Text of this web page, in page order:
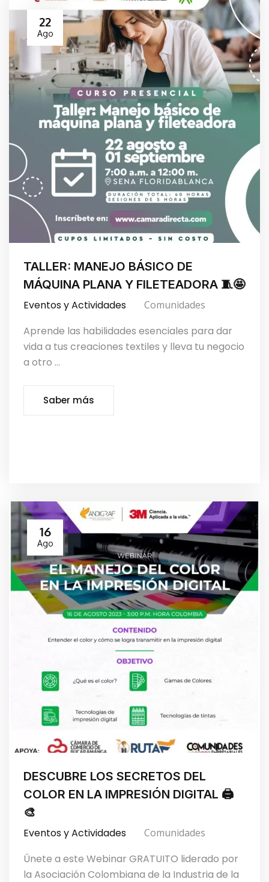
22
Ago
TALLER: MANEJO BÁSICO DE
MÁQUINA PLANA Y FILETEADORA 🧵🤩
Eventos y Actividades Comunidades
Aprende las habilidades esenciales para dar
vida a tus creaciones textiles y lleva tu negocio
a otro ...
Saber más
16
Ago
DESCUBRE LOS SECRETOS DEL
COLOR EN LA IMPRESIÓN DIGITAL 🖨️
🎨
Eventos y Actividades Comunidades
Únete a este Webinar GRATUITO liderado por
la Asociación Colombiana de la Industria de la